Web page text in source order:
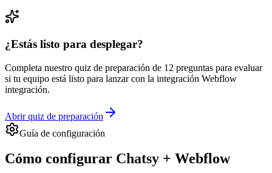
¿Estás listo para desplegar?
Completa nuestro quiz de preparación de 12 preguntas para evaluar
si tu equipo está listo para lanzar con la integración Webflow
integración.
Abrir quiz de preparación
Guía de configuración
Cómo configurar Chatsy + Webflow